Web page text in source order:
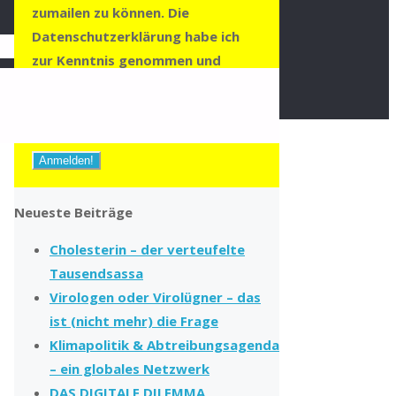
zumailen zu können. Die
Datenschutzerklärung habe ich
zur Kenntnis genommen und
Neueste Beiträge
Cholesterin – der verteufelte
Tausendsassa
Virologen oder Virolügner – das
ist (nicht mehr) die Frage
Klimapolitik & Abtreibungsagenda
– ein globales Netzwerk
DAS DIGITALE DILEMMA